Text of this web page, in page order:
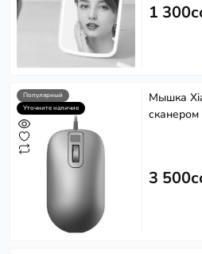
1
Популярный
Уточните наличие
Мышка
сканером
3
Здравствуйте! 👋
Чем можем помочь?